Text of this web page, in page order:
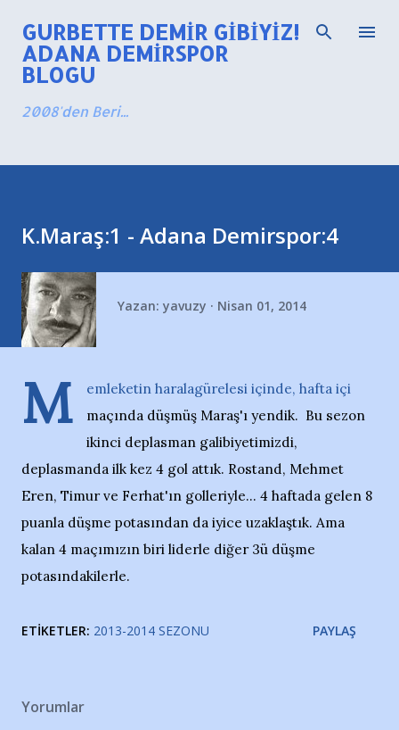
Ana içeriğe atla
GURBETTE DEMIR GIBIYIZ!
ADANA DEMIRSPOR
BLOGU
2008'den Beri...
K.Maraş:1 - Adana Demirspor:4
Yazan: yavuzy Nisan 01, 2014
M
emleketin haralagürelesi içinde, hafta içi
maçında düşmüş Maraş'ı yendik. Bu sezon
ikinci deplasman galibiyetimizdi,
deplasmanda ilk kez 4 gol attık. Rostand, Mehmet
Eren, Timur ve Ferhat'ın golleriyle... 4 haftada gelen 8
puanla düşme potasından da iyice uzaklaştık. Ama
kalan 4 maçımızın biri liderle diğer 3ü düşme
potasındakilerle.
ETIKETLER: 2013-2014 SEZONU PAYLAŞ
Yorumlar